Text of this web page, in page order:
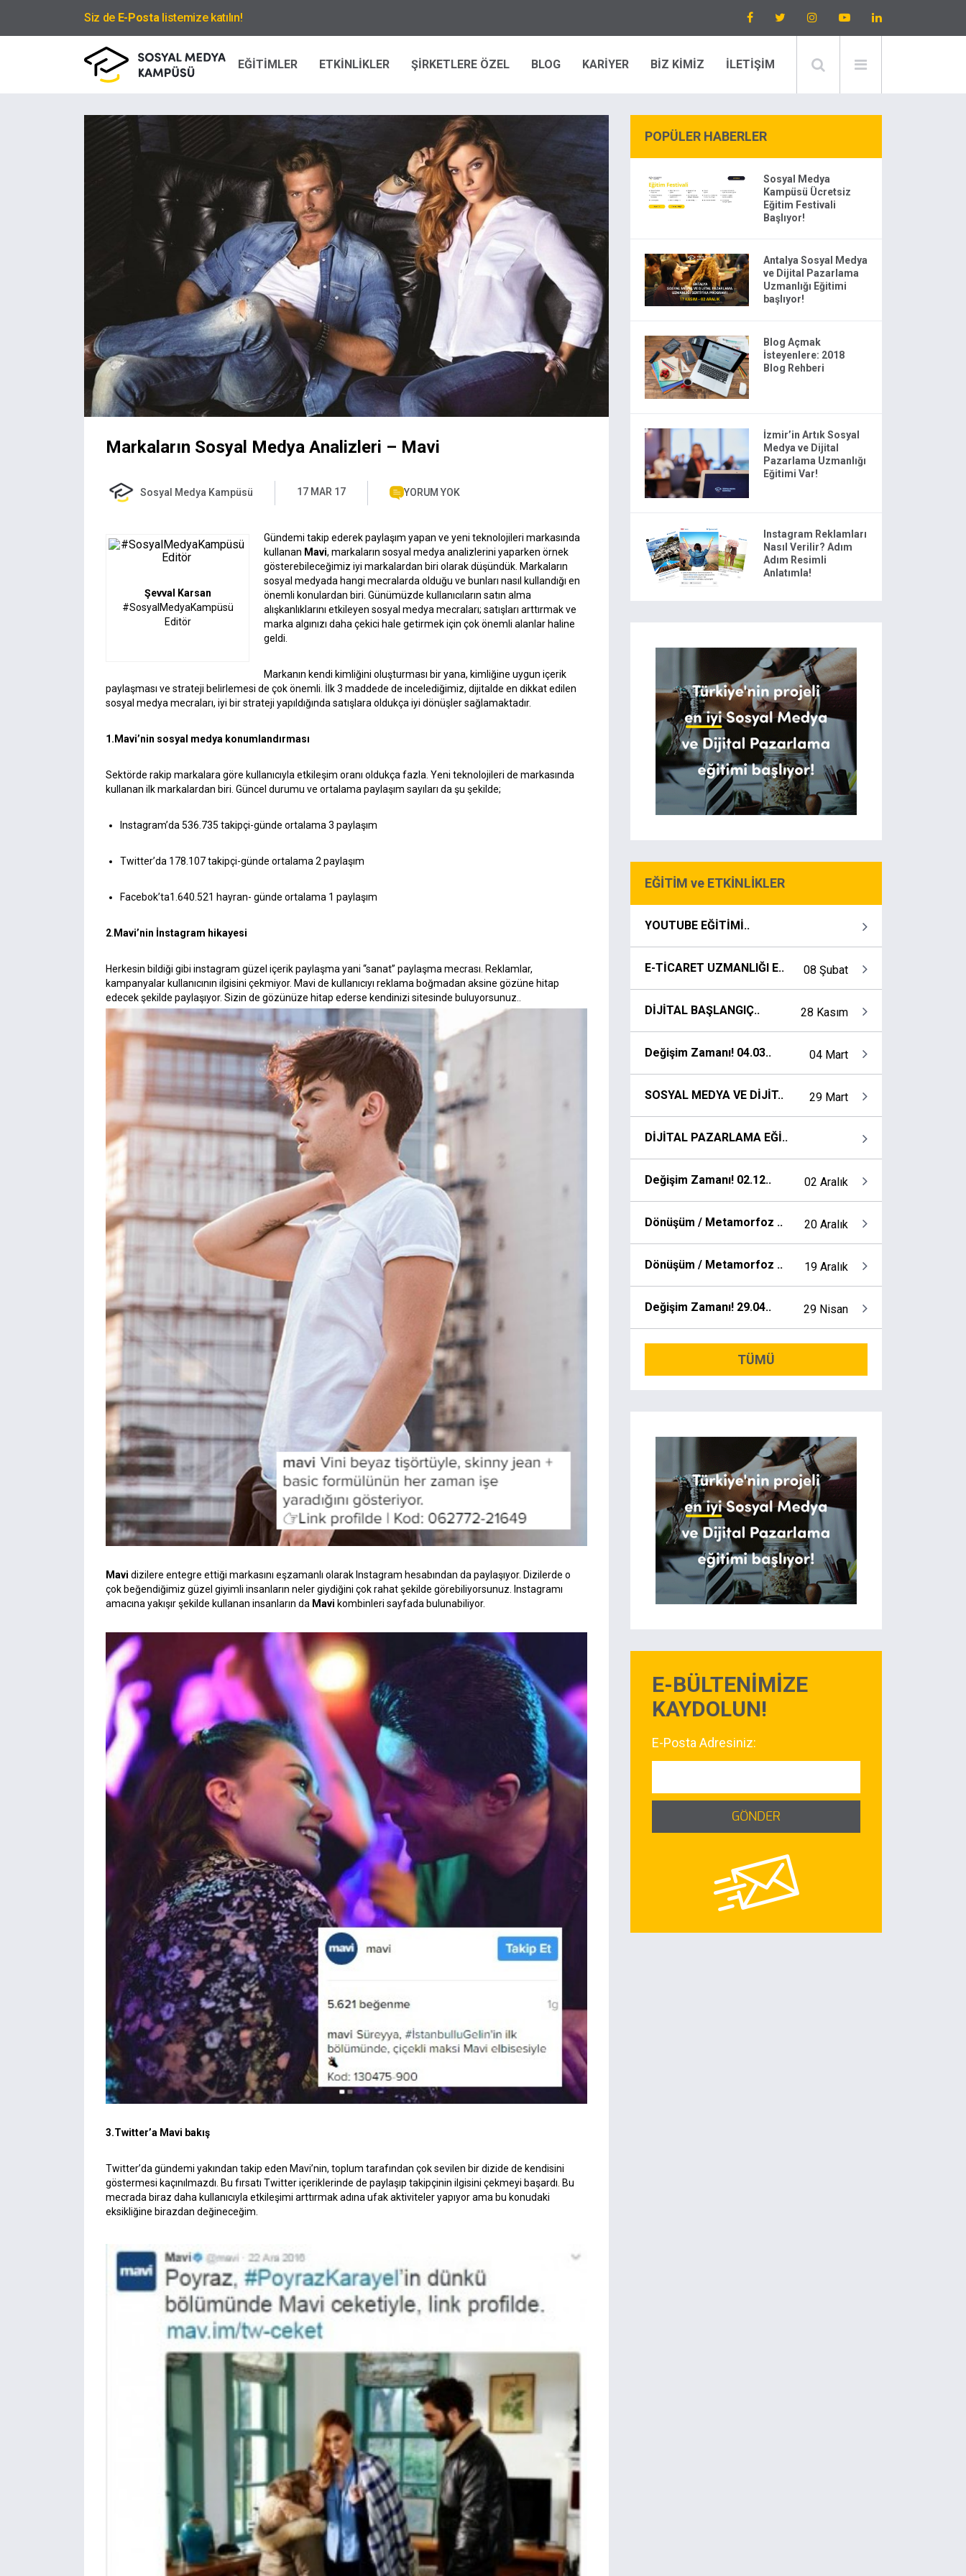
Siz de E-Postalistemize katılın!
EĞİTİMLER ETKİNLİKLER ŞİRKETLERE ÖZEL BLOG KARİYER BİZ KİMİZ İLETİŞİM
Markaların Sosyal Medya Analizleri – Mavi
Sosyal Medya Kampüsü 17 MAR 17 YORUM YOK
Şevval Karsan
#SosyalMedyaKampüsü
Editör
Gündemi takip ederek paylaşım yapan ve yeni teknolojileri markasında
kullanan Mavi, markaların sosyal medya analizlerini yaparken örnek
gösterebileceğimiz iyi markalardan biri olarak düşündük. Markaların
sosyal medyada hangi mecralarda olduğu ve bunları nasıl kullandığı en
önemli konulardan biri. Günümüzde kullanıcıların satın alma
alışkanlıklarını etkileyen sosyal medya mecraları; satışları arttırmak ve
marka algınızı daha çekici hale getirmek için çok önemli alanlar haline
geldi.
Markanın kendi kimliğini oluşturması bir yana, kimliğine uygun içerik
paylaşması ve strateji belirlemesi de çok önemli. İlk 3 maddede de incelediğimiz, dijitalde en dikkat edilen
sosyal medya mecraları, iyi bir strateji yapıldığında satışlara oldukça iyi dönüşler sağlamaktadır.
1.Mavi’nin sosyal medya konumlandırması
Sektörde rakip markalara göre kullanıcıyla etkileşim oranı oldukça fazla. Yeni teknolojileri de markasında
kullanan ilk markalardan biri. Güncel durumu ve ortalama paylaşım sayıları da şu şekilde;
Instagram’da 536.735 takipçi-günde ortalama 3 paylaşım
Twitter’da 178.107 takipçi-günde ortalama 2 paylaşım
Facebok’ta1.640.521 hayran- günde ortalama 1 paylaşım
2 Mavi’nin İnstagram hikayesi
Herkesin bildiği gibi instagram güzel içerik paylaşma yani “sanat” paylaşma mecrası. Reklamlar,
kampanyalar kullanıcının ilgisini çekmiyor. Mavi de kullanıcıyı reklama boğmadan aksine gözüne hitap
edecek şekilde paylaşıyor. Sizin de gözünüze hitap ederse kendinizi sitesinde buluyorsunuz..
Mavi dizilere entegre ettiği markasını eşzamanlı olarak Instagram hesabından da paylaşıyor. Dizilerde o
çok beğendiğimiz güzel giyimli insanların neler giydiğini çok rahat şekilde görebiliyorsunuz. Instagramı
amacına yakışır şekilde kullanan insanların da Mavi kombinleri sayfada bulunabiliyor.
3.Twitter’a Mavi bakış
Twitter’da gündemi yakından takip eden Mavi’nin, toplum tarafından çok sevilen bir dizide de kendisini
göstermesi kaçınılmazdı. Bu fırsatı Twitter içeriklerinde de paylaşıp takipçinin ilgisini çekmeyi başardı. Bu
mecrada biraz daha kullanıcıyla etkileşimi arttırmak adına ufak aktiviteler yapıyor ama bu konudaki
eksikliğine birazdan değineceğim.
POPÜLER HABERLER
Sosyal Medya
Kampüsü Ücretsiz
Eğitim Festivali
Başlıyor!
Antalya Sosyal Medya
ve Dijital Pazarlama
Uzmanlığı Eğitimi
başlıyor!
Blog Açmak
İsteyenlere: 2018
Blog Rehberi
İzmir’in Artık Sosyal
Medya ve Dijital
Pazarlama Uzmanlığı
Eğitimi Var!
Instagram Reklamları
Nasıl Verilir? Adım
Adım Resimli
Anlatımla!
EĞİTİM ve ETKİNLİKLER
YOUTUBE EĞİTİMİ..
E-TİCARET UZMANLIĞI E.. 08 Şubat
DİJİTAL BAŞLANGIÇ.. 28 Kasım
Değişim Zamanı! 04.03.. 04 Mart
SOSYAL MEDYA VE DİJİT.. 29 Mart
DİJİTAL PAZARLAMA EĞİ..
Değişim Zamanı! 02.12.. 02 Aralık
Dönüşüm / Metamorfoz .. 20 Aralık
Dönüşüm / Metamorfoz .. 19 Aralık
Değişim Zamanı! 29.04.. 29 Nisan
TÜMÜ
E-BÜLTENİMİZE
KAYDOLUN!
E-Posta Adresiniz:
GÖNDER